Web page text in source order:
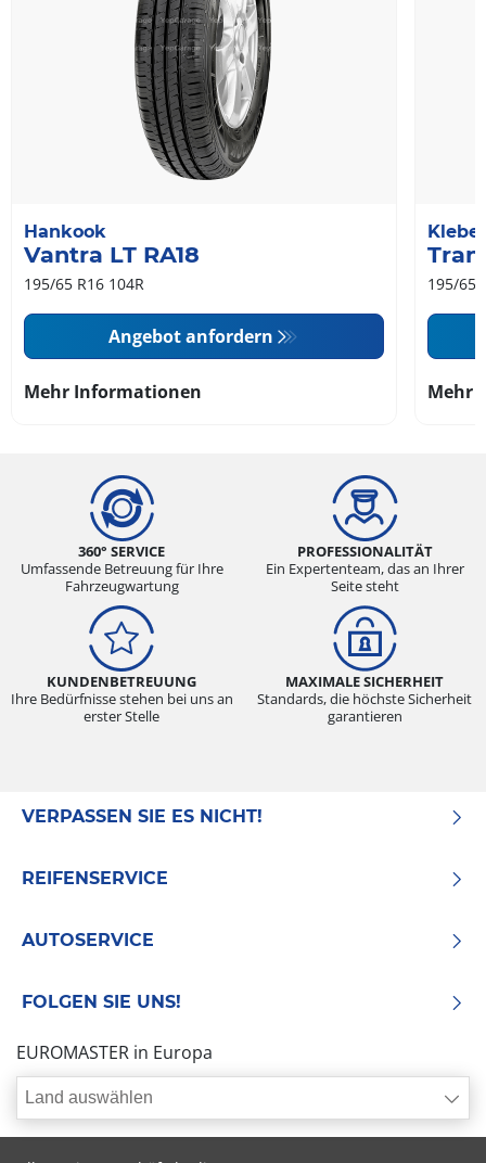
Hankook
Vantra LT RA18
195/65 R16 104R
Angebot anfordern
Mehr Informationen
Kleber
195/65
Mehr
360° SERVICE
Umfassende Betreuung für Ihre
Fahrzeugwartung
PROFESSIONALITÄT
Ein Expertenteam, das an Ihrer
Seite steht
KUNDENBETREUUNG
Ihre Bedürfnisse stehen bei uns an
erster Stelle
MAXIMALE SICHERHEIT
Standards, die höchste Sicherheit
garantieren
VERPASSEN SIE ES NICHT!
REIFENSERVICE
AUTOSERVICE
FOLGEN SIE UNS!
EUROMASTER in Europa
Land auswählen